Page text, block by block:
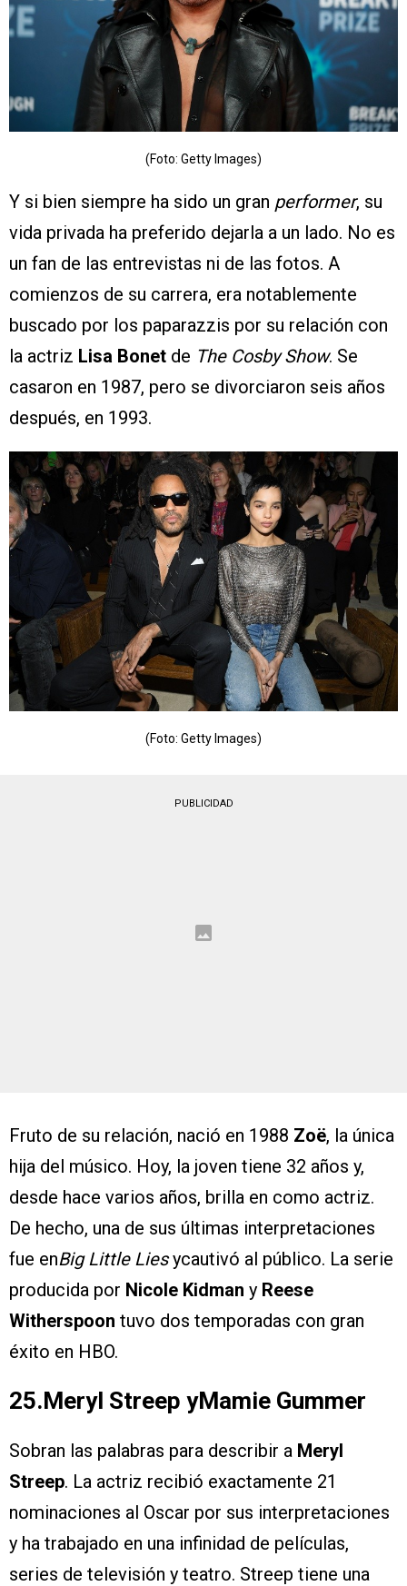
(Foto: Getty Images)
Y si bien siempre ha sido un gran performer, su
vida privada ha preferido dejarla a un lado. No es
un fan de las entrevistas ni de las fotos. A
comienzos de su carrera, era notablemente
buscado por los paparazzis por su relación con
la actriz Lisa Bonet de The Cosby Show. Se
casaron en 1987, pero se divorciaron seis años
después, en 1993.
(Foto: Getty Images)
PUBLICIDAD
Fruto de su relación, nació en 1988 Zoë, la única
hija del músico. Hoy, la joven tiene 32 años y,
desde hace varios años, brilla en como actriz.
De hecho, una de sus últimas interpretaciones
fue enBig Little Liesycautivó al público. La serie
producida por Nicole Kidman y Reese
Witherspoon tuvo dos temporadas con gran
éxito en HBO.
25.Meryl Streep yMamie Gummer
Sobran las palabras para describir a Meryl
Streep. La actriz recibió exactamente 21
nominaciones al Oscar por sus interpretaciones
y ha trabajado en una infinidad de películas,
series de televisión y teatro. Streep tiene una